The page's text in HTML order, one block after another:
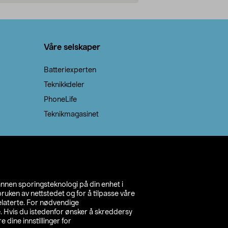
sporingsteknologi på din enhet i
av nettstedet og for å tilpasse våre
For nødvendige
Hvis du istedenfor ønsker å skreddersy
dine innstillinger for
Våre selskaper
Batteriexperten
Teknikkdeler
PhoneLife
Teknikmagasinet